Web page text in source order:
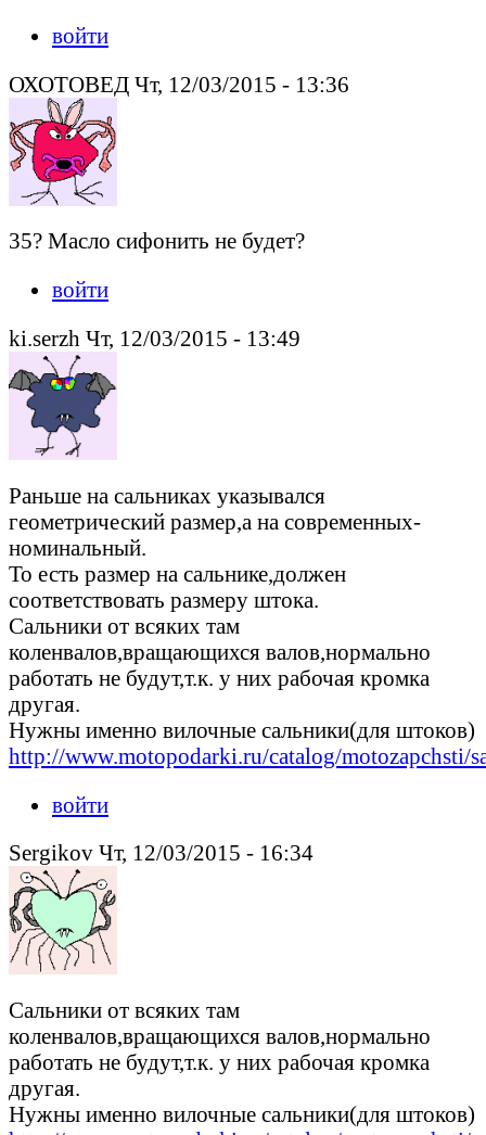
войти
ОХОТОВЕД Чт, 12/03/2015 - 13:36
35? Масло сифонить не будет?
войти
ki.serzh Чт, 12/03/2015 - 13:49
Раньше на сальниках указывался
геометрический размер,а на современных-
номинальный.
То есть размер на сальнике,должен
соответствовать размеру штока.
Сальники от всяких там
коленвалов,вращающихся валов,нормально
работать не будут,т.к. у них рабочая кромка
другая.
Нужны именно вилочные сальники(для штоков)
http://www.motopodarki.ru/catalog/
войти
Sergikov Чт, 12/03/2015 - 16:34
Сальники от всяких там
коленвалов,вращающихся валов,нормально
работать не будут,т.к. у них рабочая кромка
другая.
Нужны именно вилочные сальники(для штоков)